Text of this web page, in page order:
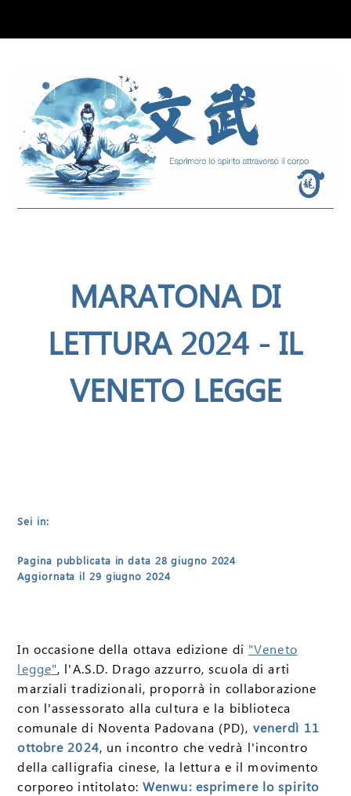
MARATONA DI
LETTURA 2024 - IL
VENETO LEGGE
Sei in:
Pagina pubblicata in data 28 giugno 2024
Aggiornata il 29 giugno 2024
In occasione della ottava edizione di "Veneto
legge", l'A.S.D. Drago azzurro, scuola di arti
marziali tradizionali, proporrà in collaborazione
con l'assessorato alla cultura e la biblioteca
comunale di Noventa Padovana (PD), venerdì 11
ottobre 2024, un incontro che vedrà l'incontro
della calligrafia cinese, la lettura e il movimento
corporeo intitolato: Wenwu: esprimere lo spirito